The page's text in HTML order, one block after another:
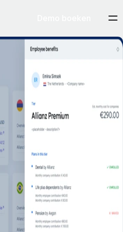
en -voordelen
en -voordelen van speciale
Het deskundige belastingteam van
voor je uit als gratis extra
klanten.